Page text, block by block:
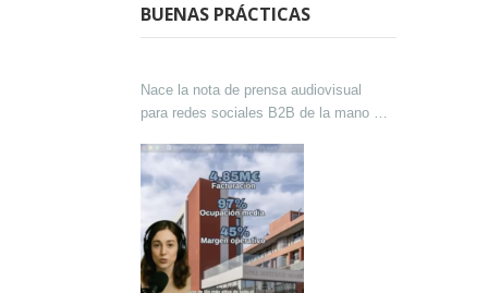
BUENAS PRÁCTICAS
Nace la nota de prensa audiovisual
para redes sociales B2B de la mano de